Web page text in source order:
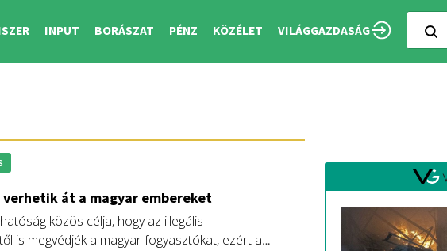
INPUT BORÁSZAT PÉNZ KÖZÉLET VILÁGGAZDASÁG
verhetik át a magyar embereket
közös célja, hogy az illegális
is megvédjék a magyar fogyasztókat, ezért a